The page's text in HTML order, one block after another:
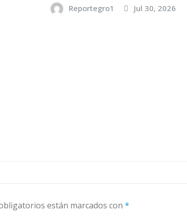
Reportegro1 Jul 30, 2026
están marcados con *